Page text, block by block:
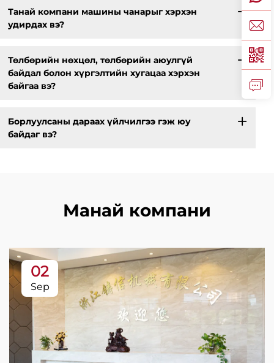
Танай компани машины чанарыг хэрхэн
удирдах вэ?
Төлбөрийн нөхцөл, төлбөрийн аюулгүй
байдал болон хүргэлтийн хугацаа хэрхэн
байгаа вэ?
Борлуулсаны дараах үйлчилгээ гэж юу
байдаг вэ?
Манай компани
02
Sep